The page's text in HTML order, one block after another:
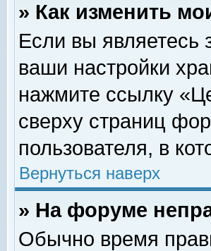
» Как изменить
Если вы являетесь
ваши настройки
нажмите ссылку
сверху страниц
пользователя, в
Вернуться наверх
» На форуме
Обычно время